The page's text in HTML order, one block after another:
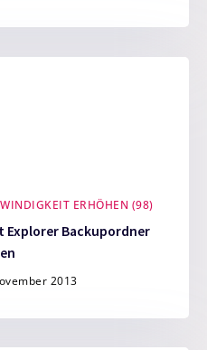
ERHÖHEN (98)
Explorer Backupordner
2013